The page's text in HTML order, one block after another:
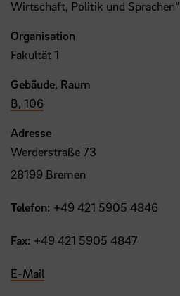
Wirtschaft, Politik und Sprachen“
Organisation
Fakultät 1
Gebäude, Raum
B, 106
Adresse
Werderstraße 73
28199 Bremen
Telefon: +49 421 5905 4846
Fax: +49 421 5905 4847
E-Mail